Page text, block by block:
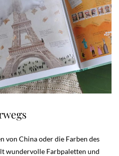
von China oder die Farben des
wundervolle Farbpaletten und